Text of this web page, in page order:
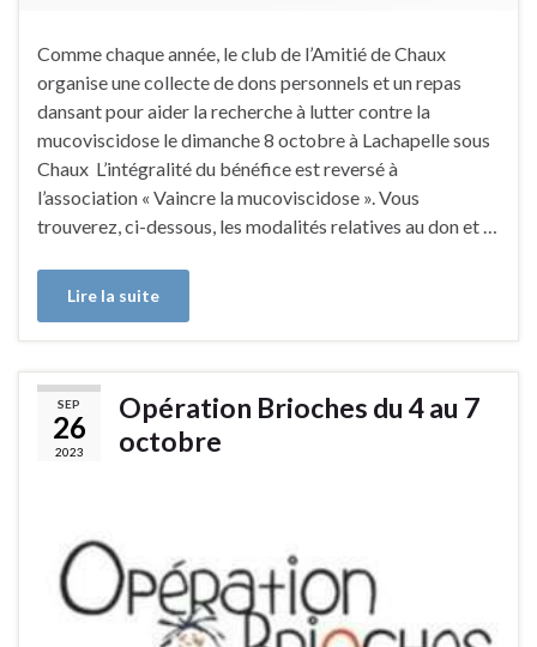
Comme chaque année, le club de l’Amitié de Chaux
organise une collecte de dons personnels et un repas
dansant pour aider la recherche à lutter contre la
mucoviscidose le dimanche 8 octobre à Lachapelle sous
Chaux L’intégralité du bénéfice est reversé à
l’association « Vaincre la mucoviscidose ». Vous
trouverez, ci-dessous, les modalités relatives au don et …
Lire la suite
SEP
26
2023
Opération Brioches du 4 au 7
octobre